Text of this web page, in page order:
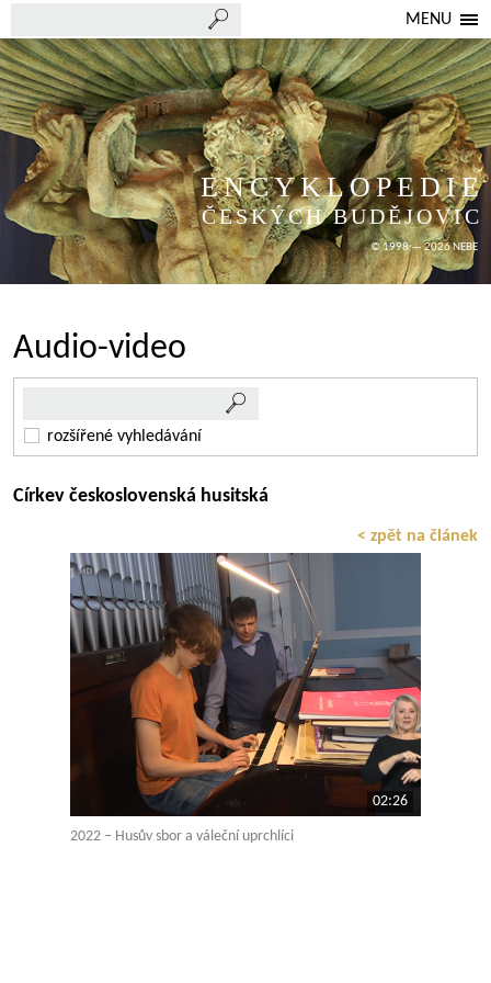
MENU
ENCYKLOPEDIE
ČESKÝCH BUDĚJOVIC
© 1998 — 2026 NEBE
Audio-video
rozšířené vyhledávání
Církev československá husitská
< zpět na článek
02:26
2022 – Husův sbor a váleční uprchlíci